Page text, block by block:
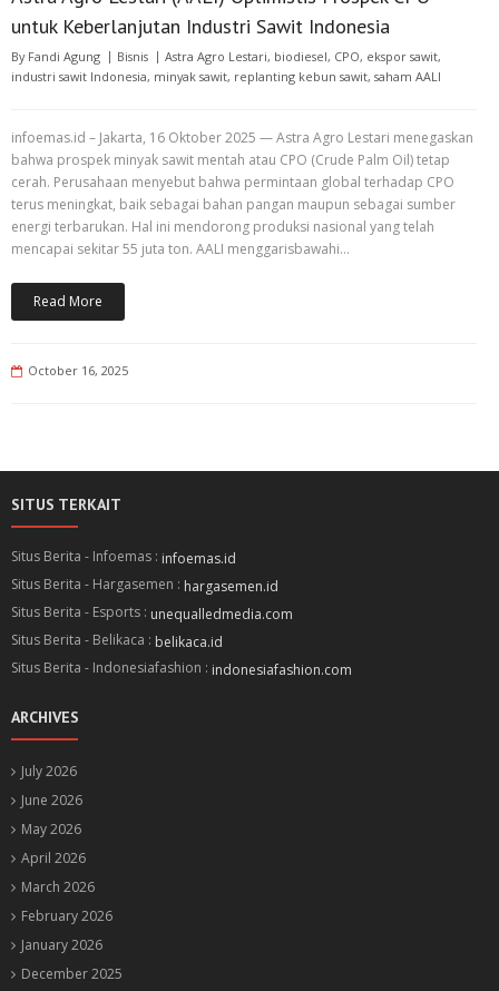
untuk Keberlanjutan Industri Sawit Indonesia
By Fandi Agung Bisnis Astra Agro Lestari, biodiesel, CPO, ekspor sawit,
industri sawit Indonesia, minyak sawit, replanting kebun sawit, saham AALI
infoemas.id – Jakarta, 16 Oktober 2025 — Astra Agro Lestari menegaskan
bahwa prospek minyak sawit mentah atau CPO (Crude Palm Oil) tetap
cerah. Perusahaan menyebut bahwa permintaan global terhadap CPO
terus meningkat, baik sebagai bahan pangan maupun sebagai sumber
energi terbarukan. Hal ini mendorong produksi nasional yang telah
mencapai sekitar 55 juta ton. AALI menggarisbawahi…
Read More
October 16, 2025
SITUS TERKAIT
Situs Berita - Infoemas : infoemas.id
Situs Berita - Hargasemen : hargasemen.id
Situs Berita - Esports : unequalledmedia.com
Situs Berita - Belikaca : belikaca.id
Situs Berita - Indonesiafashion : indonesiafashion.com
ARCHIVES
July 2026
June 2026
May 2026
April 2026
March 2026
February 2026
January 2026
December 2025